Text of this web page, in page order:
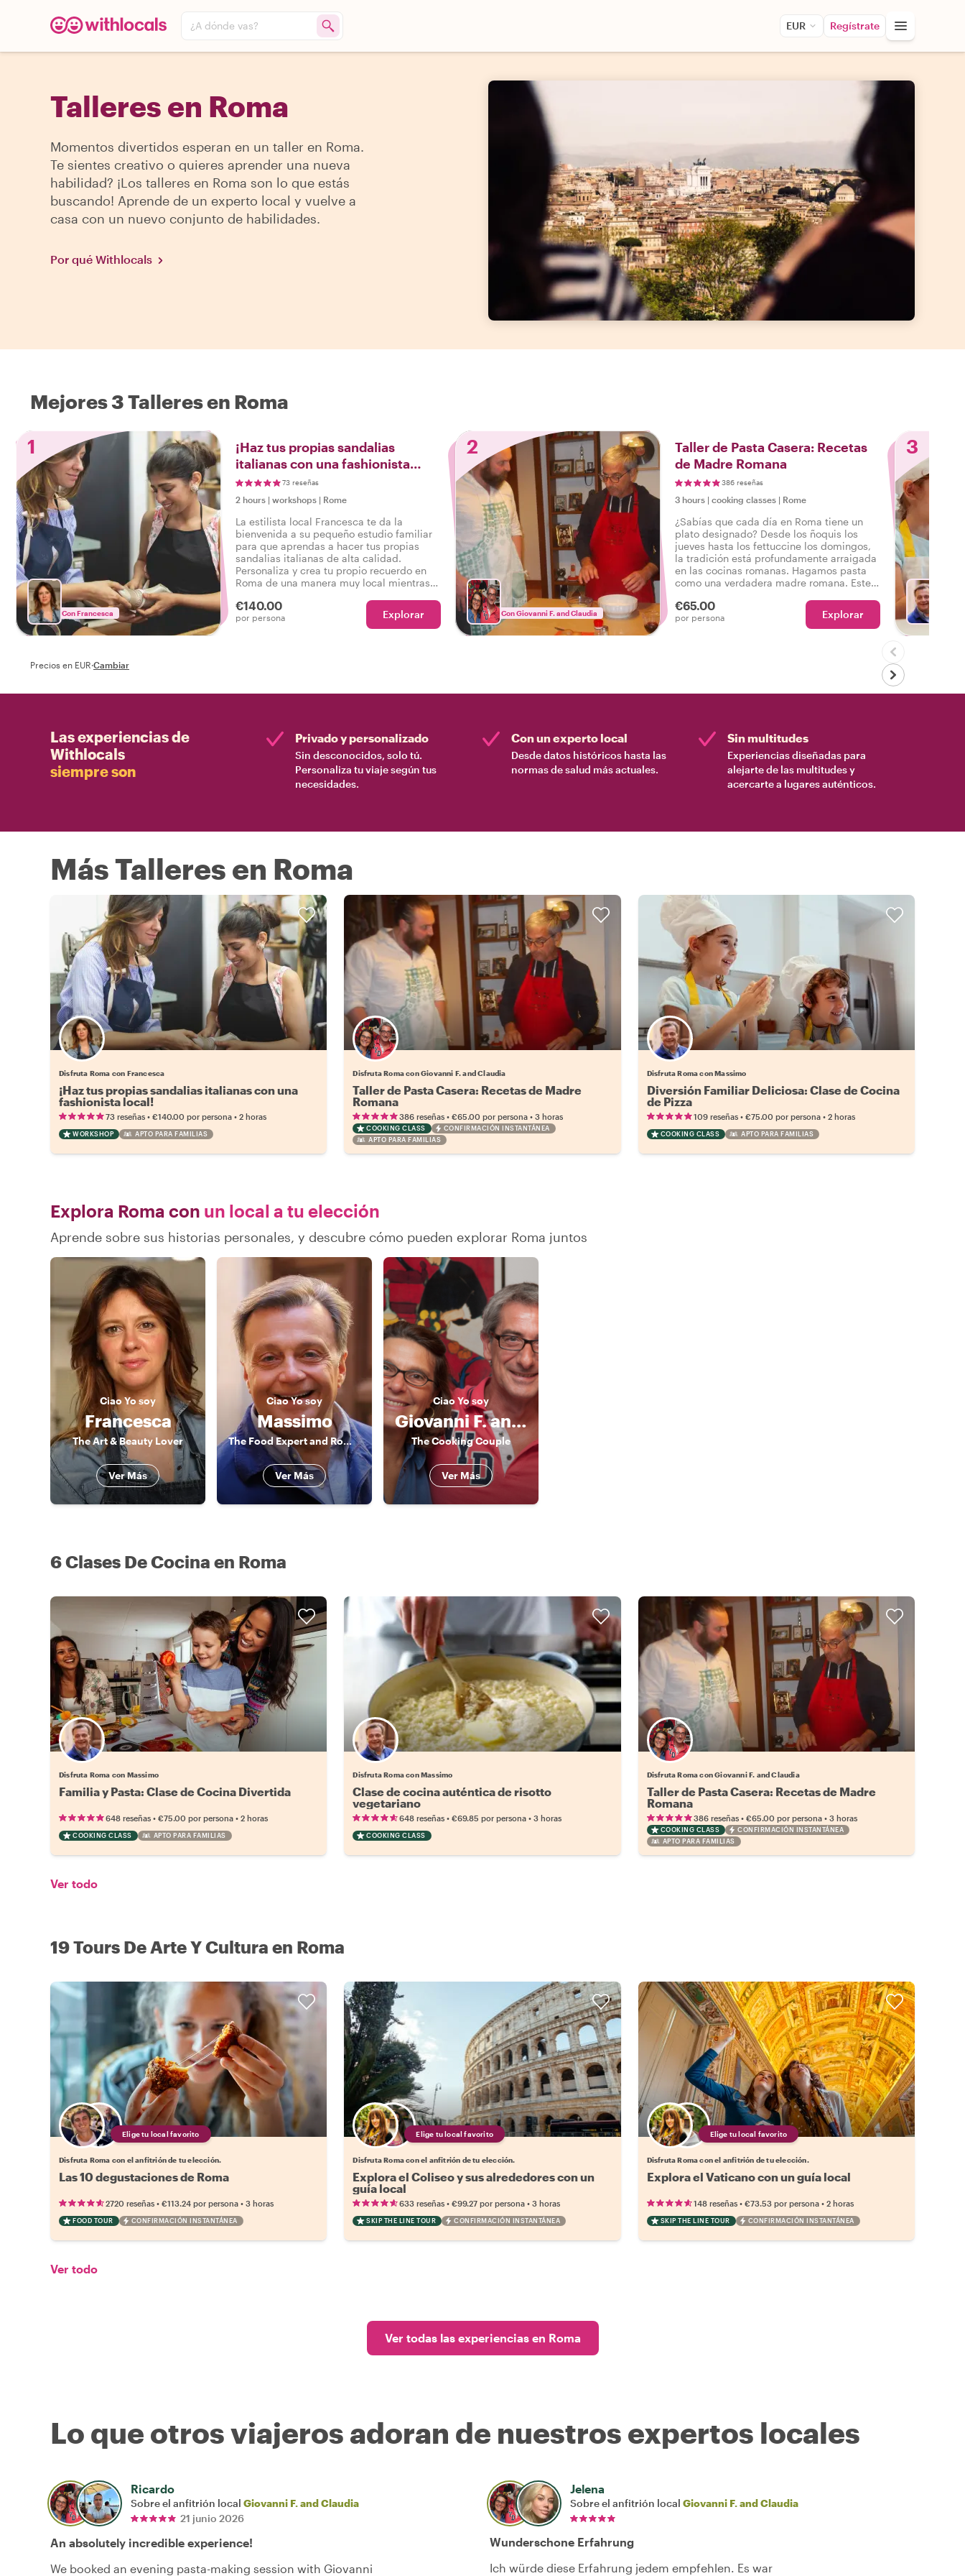
¿A dónde vas? EUR Regístrate
Talleres en Roma
Momentos divertidos esperan en un taller en Roma.
Te sientes creativo o quieres aprender una nueva
habilidad? ¡Los talleres en Roma son lo que estás
buscando! Aprende de un experto local y vuelve a
casa con un nuevo conjunto de habilidades.
Por qué Withlocals
Mejores 3 Talleres en Roma
1
Con Francesca
¡Haz tus propias sandalias
italianas con una fashionista
local!
73 reseñas
2 hours | workshops | Rome
La estilista local Francesca te da la
bienvenida a su pequeño estudio familiar
para que aprendas a hacer tus propias
sandalias italianas de alta calidad.
Personaliza y crea tu propio recuerdo en
Roma de una manera muy local mientras
personalizable y 100% local!
€140.00
por persona Explorar
2
Con Giovanni F. and Claudia
Taller de Pasta Casera: Recetas
de Madre Romana
386 reseñas
3 hours | cooking classes | Rome
¿Sabías que cada día en Roma tiene un
plato designado? Desde los ñoquis los
jueves hasta los fettuccine los domingos,
la tradición está profundamente arraigada
en las cocinas romanas. Hagamos pasta
como una verdadera madre romana. Este
oportunidad para que los niños aprendan
el arte de la cocina romana.
€65.00
por persona Explorar
3
Precios en EUR·Cambiar
Las experiencias de
Withlocals
siempre son
Privado y personalizado
Sin desconocidos, solo tú.
Personaliza tu viaje según tus
necesidades.
Con un experto local
Desde datos históricos hasta las
normas de salud más actuales.
Sin multitudes
Experiencias diseñadas para
alejarte de las multitudes y
acercarte a lugares auténticos.
Más Talleres en Roma
Disfruta Roma con Francesca
¡Haz tus propias sandalias italianas con una
fashionista local!
73 reseñas • €140.00 por persona • 2 horas
WORKSHOP APTO PARA FAMILIAS
Disfruta Roma con Giovanni F. and Claudia
Taller de Pasta Casera: Recetas de Madre
Romana
386 reseñas •€65.00 por persona •3 horas
COOKING CLASS
CONFIRMACIÓN INSTANTÁNEA
APTO PARA FAMILIAS
Disfruta Roma con Massimo
Diversión Familiar Deliciosa: Clase de Cocina
de Pizza
109 reseñas• €75.00 por persona• 2 horas
COOKING CLASS APTO PARA FAMILIAS
Explora Roma con un local a tu elección
Aprende sobre sus historias personales, y descubre cómo pueden explorar Roma juntos
CiaoYo soy
Francesca
The Art & Beauty Lover
Ver Más
CiaoYo soy
Massimo
The Food Expert and Rome connoisseur
Ver Más
CiaoYo soy
Giovanni F. and Claudia
The Cooking Couple
Ver Más
6 Clases De Cocina en Roma
Disfruta Roma con Massimo
Familia y Pasta: Clase de Cocina Divertida
648 reseñas • €75.00 por persona • 2 horas
COOKING CLASS APTO PARA FAMILIAS
Disfruta Roma con Massimo
Clase de cocina auténtica de risotto
vegetariano
648 reseñas •€69.85 por persona •3 horas
COOKING CLASS
Disfruta Roma con Giovanni F. and Claudia
Taller de Pasta Casera: Recetas de Madre
Romana
386 reseñas• €65.00 por persona• 3 horas
COOKING CLASS
CONFIRMACIÓN INSTANTÁNEA
APTO PARA FAMILIAS
Ver todo
19 Tours De Arte Y Cultura en Roma
Elige tu local favorito
Disfruta Roma con el anfitrión de tu elección.
Las 10 degustaciones de Roma
2720 reseñas • €113.24 por persona • 3 horas
FOOD TOUR CONFIRMACIÓN INSTANTÁNEA
Elige tu local favorito
Disfruta Roma con el anfitrión de tu elección.
Explora el Coliseo y sus alrededores con un
guía local
633 reseñas •€99.27 por persona •3 horas
SKIP THE LINE TOUR CONFIRMACIÓN INSTANTÁNEA
Elige tu local favorito
Disfruta Roma con el anfitrión de tu elección.
Explora el Vaticano con un guía local
148 reseñas• €73.53 por persona• 2 horas
SKIP THE LINE TOUR CONFIRMACIÓN INSTANTÁNEA
Ver todo
Ver todas las experiencias en Roma
Lo que otros viajeros adoran de nuestros expertos locales
Ricardo
Sobre el anfitrión local Giovanni F. and Claudia
21 junio 2026
An absolutely incredible experience!
We booked an evening pasta-making session with Giovanni
Jelena
Sobre el anfitrión local Giovanni F. and Claudia
Wunderschone Erfahrung
Ich würde diese Erfahrung jedem empfehlen. Es war